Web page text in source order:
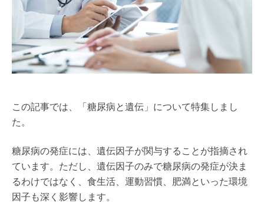
この記事では、「糖尿病と遺伝」について特集しまし
た。
糖尿病の発症には、遺伝因子が関与することが指摘され
ています。ただし、遺伝因子のみで糖尿病の発症が決ま
るわけではなく、食生活、運動習慣、肥満といった環境
因子も深く影響します。